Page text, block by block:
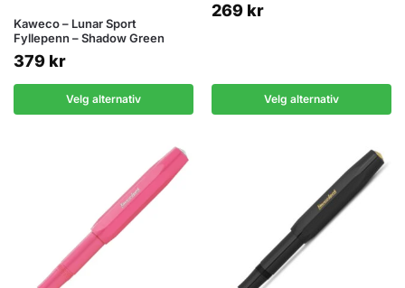
Kaweco – Lunar Sport
Fyllepenn – Shadow Green
379 kr
Velg alternativ
269 kr
Velg alternativ